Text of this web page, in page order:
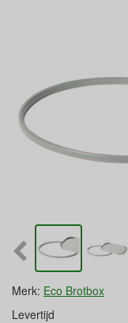
Merk: Eco Brotbox
Levertijd